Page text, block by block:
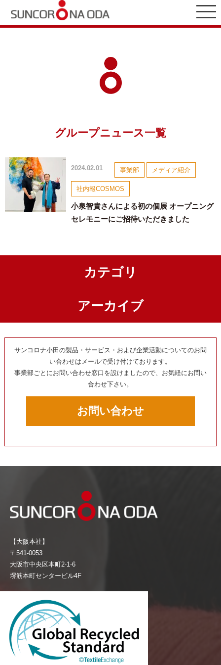
グループニュース一覧
2024.02.01 事業部 メディア紹介
社内報COSMOS
小泉智貴さんによる初の個展 オープニング
セレモニーにご招待いただきました
カテゴリ
アーカイブ
サンコロナ小田の製品・サービス・および企業活動についてのお問
い合わせはメールで受け付けております。
事業部ごとにお問い合わせ窓口を設けましたので、お気軽にお問い
合わせ下さい。
お問い合わせ
【大阪本社】
〒541-0053
大阪市中央区本町2-1-6
堺筋本町センタービル4F